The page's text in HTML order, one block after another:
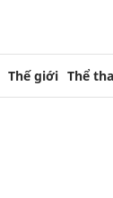
Thế giới Thể